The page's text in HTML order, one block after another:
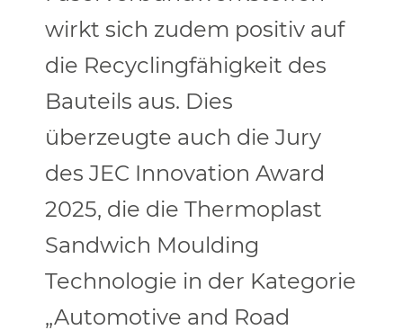
wirkt sich zudem positiv auf
die Recyclingfähigkeit des
Bauteils aus. Dies
überzeugte auch die Jury
des JEC Innovation Award
2025, die die Thermoplast
Sandwich Moulding
Technologie in der Kategorie
„Automotive and Road